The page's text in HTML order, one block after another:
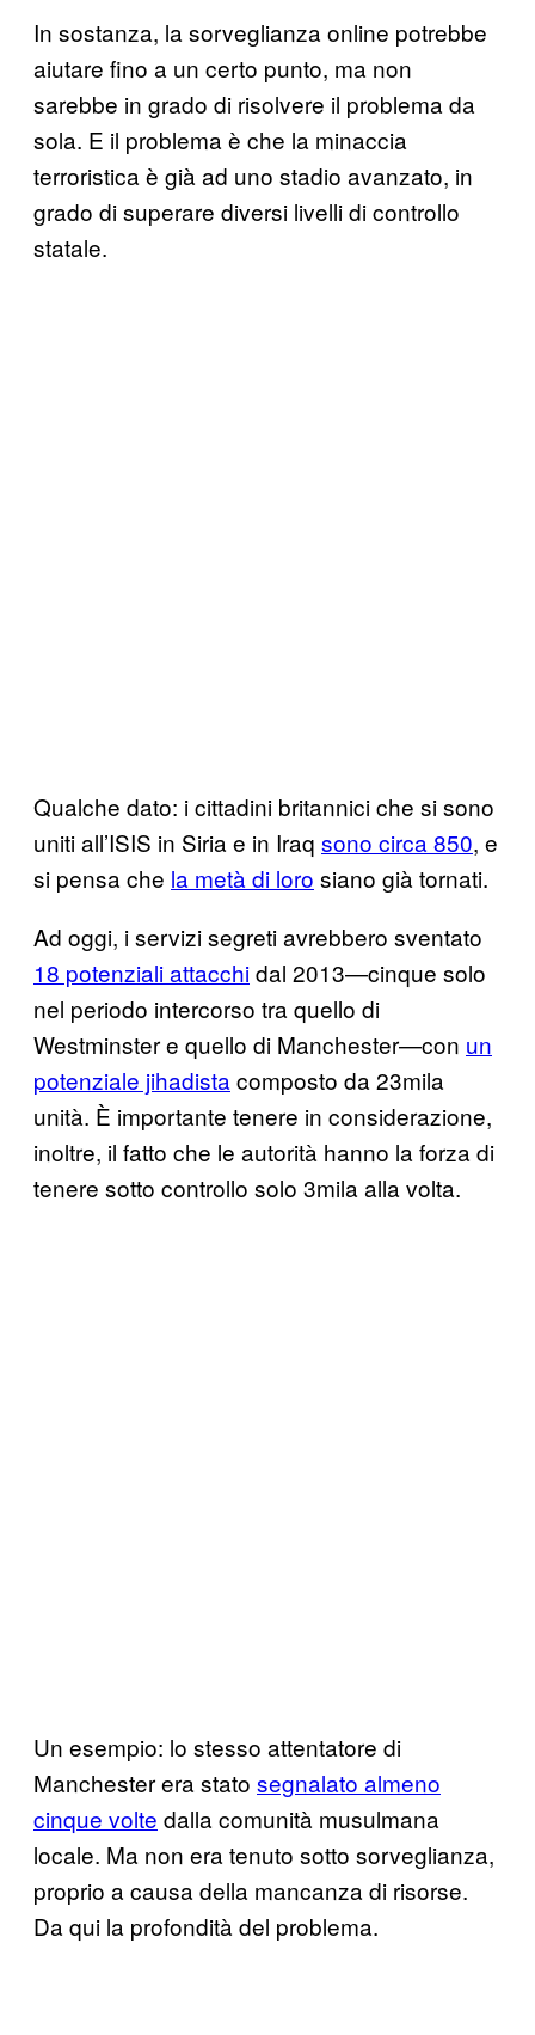
In sostanza, la sorveglianza online potrebbe
aiutare fino a un certo punto, ma non
sarebbe in grado di risolvere il problema da
sola. E il problema è che la minaccia
terroristica è già ad uno stadio avanzato, in
grado di superare diversi livelli di controllo
statale.
Qualche dato: i cittadini britannici che si sono
uniti all’ISIS in Siria e in Iraq sono circa 850, e
si pensa che la metà di loro siano già tornati.
Ad oggi, i servizi segreti avrebbero sventato
18 potenziali attacchidal 2013—cinque solo
nel periodo intercorso tra quello di
Westminster e quello di Manchester—con un
potenziale jihadista composto da 23mila
unità. È importante tenere in considerazione,
inoltre, il fatto che le autorità hanno la forza di
tenere sotto controllo solo 3mila alla volta.
Un esempio: lo stesso attentatore di
Manchester era stato segnalato almeno
cinque volte dalla comunità musulmana
locale. Ma non era tenuto sotto sorveglianza,
proprio a causa della mancanza di risorse.
Da qui la profondità del problema.